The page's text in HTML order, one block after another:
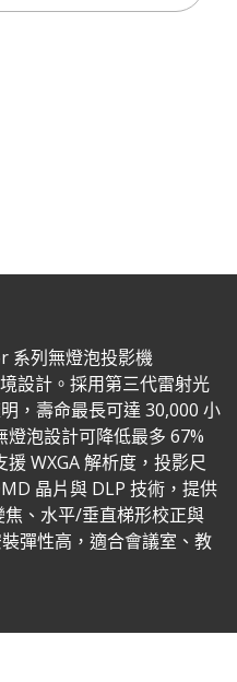
系列無燈泡投影機
設計。採用第三代雷射光
，壽命最長可達 30,000 小
泡設計可降低最多 67%
WXGA 解析度，投影尺
晶片與 DLP 技術，提供
、水平/垂直梯形校正與
彈性高，適合會議室、教